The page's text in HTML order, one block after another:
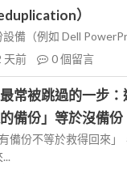
）
備（例如 Dell
天前 0個留言
常被跳過的一步
備份」等於沒備份
備份不等於救得回來」